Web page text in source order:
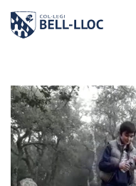
Bell-lloc
Educativo